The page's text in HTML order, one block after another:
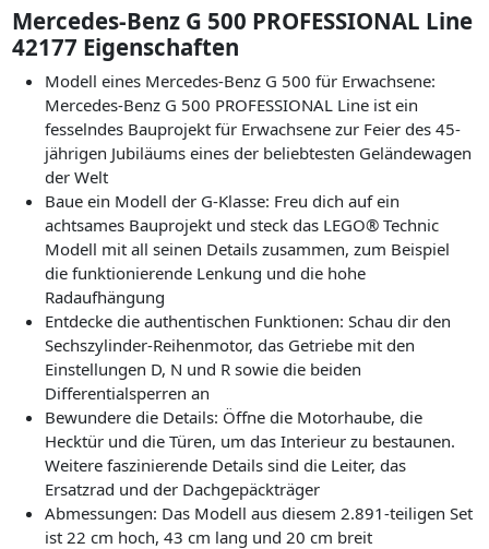
Mercedes-Benz G 500 PROFESSIONAL Line
42177 Eigenschaften
Modell eines Mercedes-Benz G 500 für Erwachsene:
Mercedes-Benz G 500 PROFESSIONAL Line ist ein
fesselndes Bauprojekt für Erwachsene zur Feier des 45-
jährigen Jubiläums eines der beliebtesten Geländewagen
der Welt
Baue ein Modell der G-Klasse: Freu dich auf ein
achtsames Bauprojekt und steck das LEGO® Technic
Modell mit all seinen Details zusammen, zum Beispiel
die funktionierende Lenkung und die hohe
Radaufhängung
Entdecke die authentischen Funktionen: Schau dir den
Sechszylinder-Reihenmotor, das Getriebe mit den
Einstellungen D, N und R sowie die beiden
Differentialsperren an
Bewundere die Details: Öffne die Motorhaube, die
Hecktür und die Türen, um das Interieur zu bestaunen.
Weitere faszinierende Details sind die Leiter, das
Ersatzrad und der Dachgepäckträger
Abmessungen: Das Modell aus diesem 2.891-teiligen Set
ist 22 cm hoch, 43 cm lang und 20 cm breit